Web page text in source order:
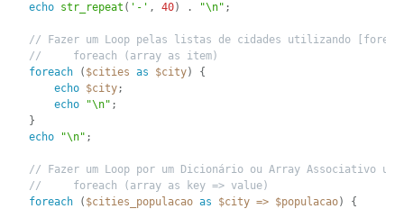
echo str_repeat ( '-' , 40) . "\n" ;
// Fazer um Loop pelas listas de cidades utilizando
//     foreach (array as item)
foreach
( $cities as $city)
{
echo $city;
echo
"\n" ;
}
echo
"\n" ;
// Fazer um Loop por um Dicionário ou Array Associativo
//     foreach (array as key => value)
foreach
( $cities_populacao as $city => $populacao)
{